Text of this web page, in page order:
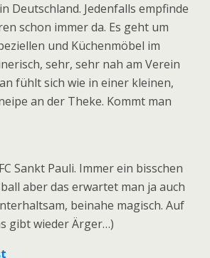
Deutschland. Jedenfalls empfinde
schon immer da. Es geht um
und Küchenmöbel im
sehr, sehr nah am Verein
fühlt sich wie in einer kleinen,
an der Theke. Kommt man
Sankt Pauli. Immer ein bisschen
aber das erwartet man ja auch
beinahe magisch. Auf
gibt wieder Ärger…)